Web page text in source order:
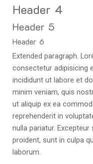
Header 4
Header 5
Header 6
Extended paragraph.
consectetur adipisicing
incididunt ut labore et
minim veniam, quis
ut aliquip ex ea
reprehenderit in
nulla pariatur.
proident, sunt in culpa
laborum.